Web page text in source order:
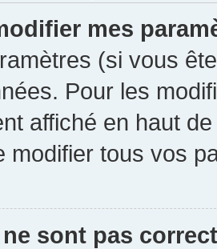
mes
(si vous
Pour les
affiché en haut
modifier tous vos
sont pas